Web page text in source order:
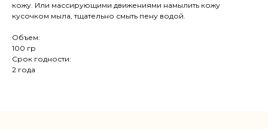
кожу. Или массирующими движениями намылить кожу
кусочком мыла, тщательно смыть пену водой.
Объем:
100 гр
Срок годности:
2 года